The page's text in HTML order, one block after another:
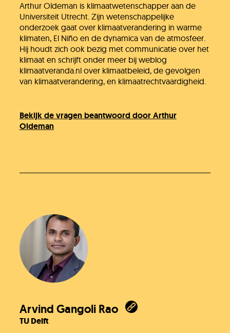
Arthur Oldeman is klimaatwetenschapper aan de
Universiteit Utrecht. Zijn wetenschappelijke
onderzoek gaat over klimaatverandering in warme
klimaten, El Niño en de dynamica van de atmosfeer.
Hij houdt zich ook bezig met communicatie over het
klimaat en schrijft onder meer bij weblog
klimaatveranda.nl over klimaatbeleid, de gevolgen
van klimaatverandering, en klimaatrechtvaardigheid.
Bekijk de vragen beantwoord door Arthur
Oldeman
Arvind Gangoli Rao
TU Delft